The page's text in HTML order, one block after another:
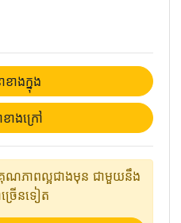
ខាង​ក្នុង
ខាងក្រៅ
ភាពល្អជាងមុន ជាមួយនឹង
រើនទៀត